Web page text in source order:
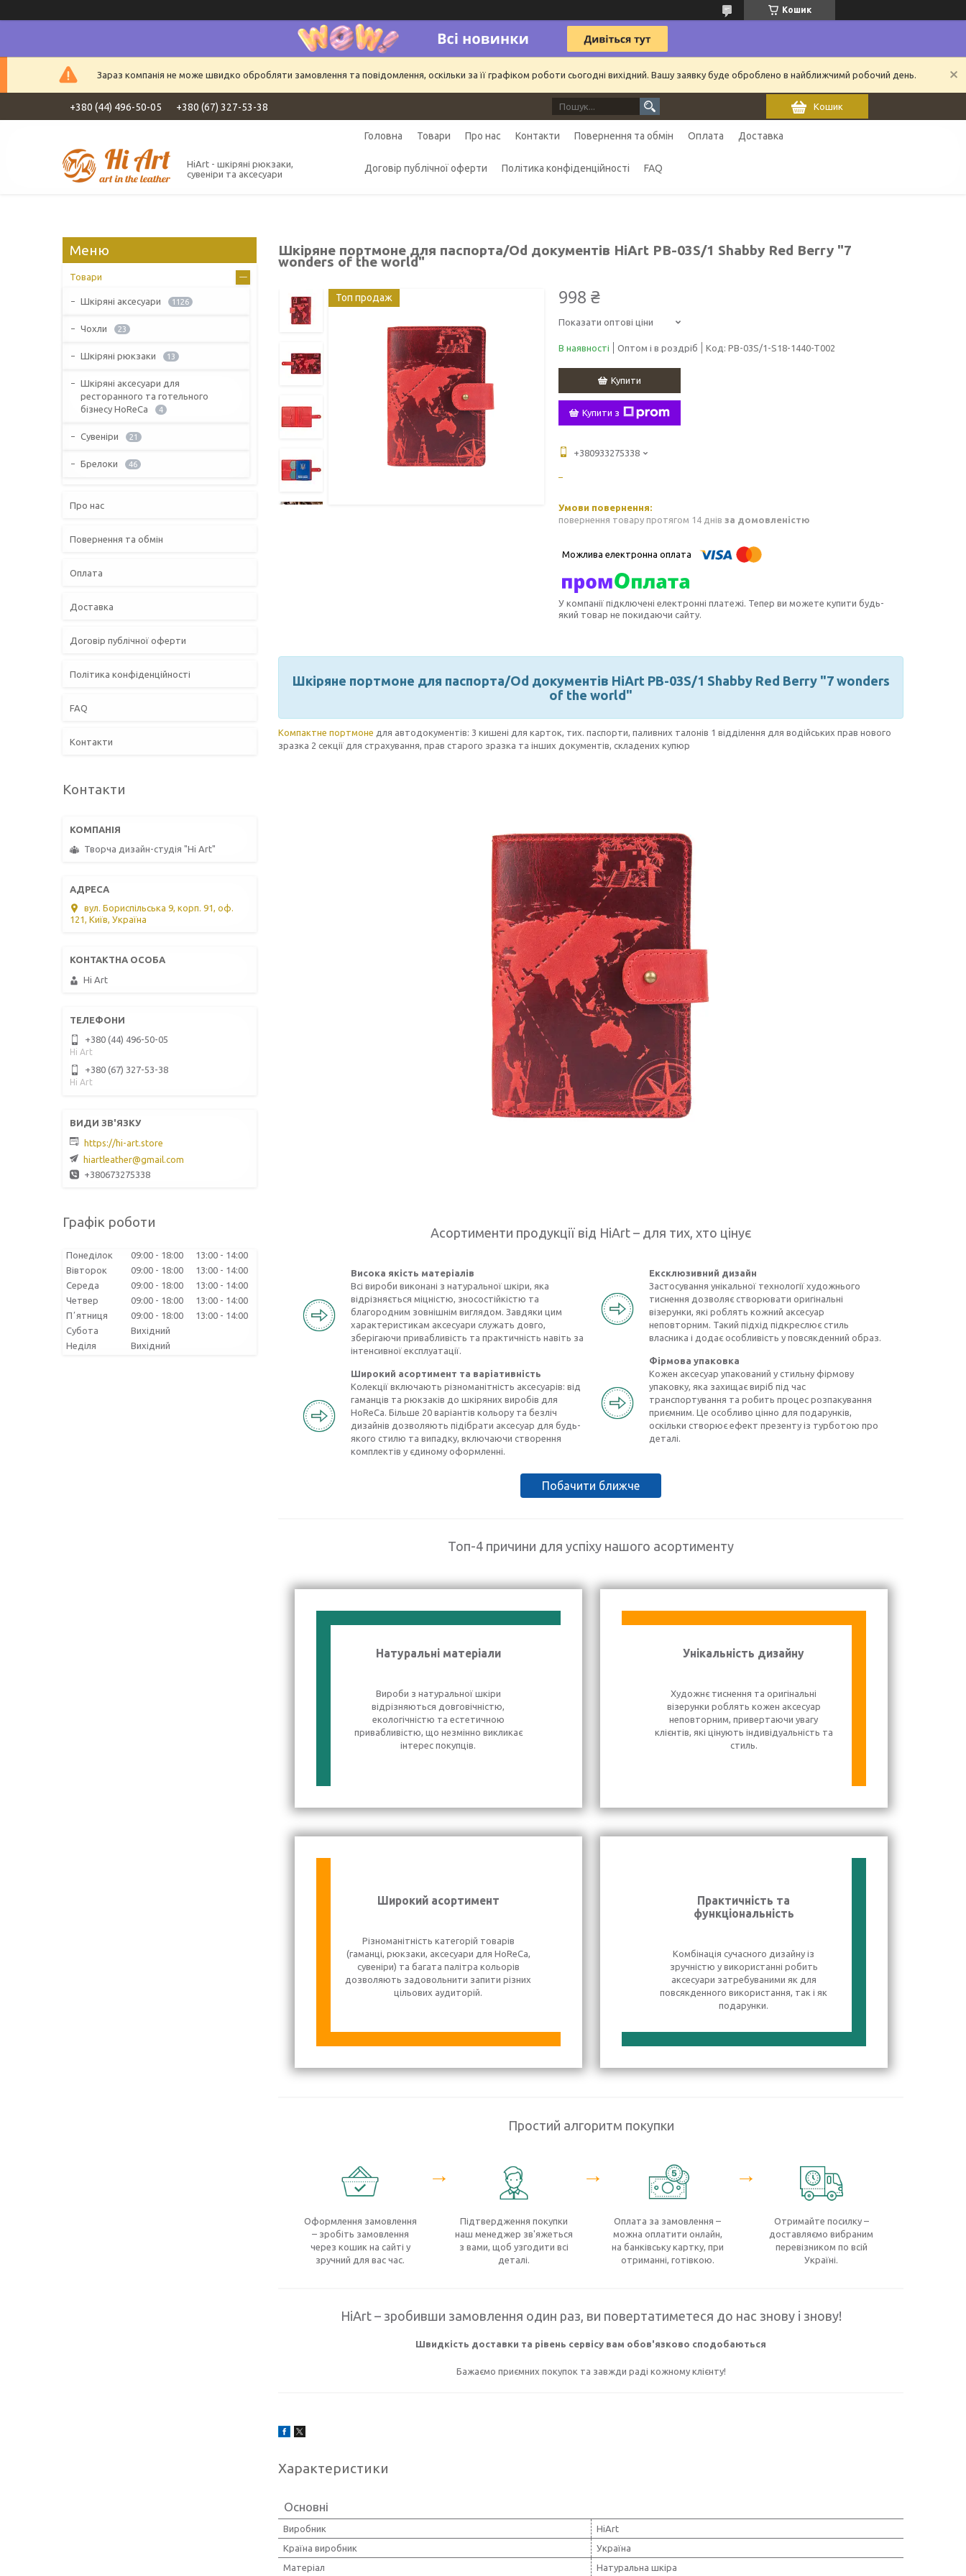
Кошик
Зараз компанія не може швидко обробляти замовлення та повідомлення, оскільки за її графіком роботи сьогодні вихідний. Вашу заявку буде оброблено в найближчимй робочий день.
+380 (44) 496-50-05 +380 (67) 327-53-38 Кошик
HiArt - шкіряні рюкзаки,
сувеніри та аксесуари
Головна Товари Про нас Контакти Повернення та обмін Оплата Доставка
Договір публічної оферти Політика конфіденційності FAQ
Шкіряне портмоне для паспорта/Od документів HiArt PB-03S/1 Shabby Red Berry "7
wonders of the world"
Топ продаж 998 ₴
Показати оптові ціни
В наявності Оптом і в роздріб Код: PB-03S/1-S18-1440-T002
Купити
Купити з
+380933275338
повернення товару протягом 14 днів за домовленістю
У компанії підключені електронні платежі. Тепер ви можете купити будь-
який товар не покидаючи сайту.
Шкіряне портмоне для паспорта/Od документів HiArt PB-03S/1 Shabby Red Berry "7 wonders
of the world"
Компактне портмоне для автодокументів: 3 кишені для карток, тих. паспорти, паливних талонів 1 відділення для водійських прав нового
зразка 2 секції для страхування, прав старого зразка та інших документів, складених купюр
Асортименти продукції від HiArt – для тих, хто цінує
Висока якість матеріалів
Всі вироби виконані з натуральної шкіри, яка
відрізняється міцністю, зносостійкістю та
благородним зовнішнім виглядом. Завдяки цим
характеристикам аксесуари служать довго,
зберігаючи привабливість та практичність навіть за
інтенсивної експлуатації.
Широкий асортимент та варіативність
Колекції включають різноманітність аксесуарів: від
гаманців та рюкзаків до шкіряних виробів для
HoReCa. Більше 20 варіантів кольору та безліч
дизайнів дозволяють підібрати аксесуар для будь-
якого стилю та випадку, включаючи створення
комплектів у єдиному оформленні.
Ексклюзивний дизайн
Застосування унікальної технології художнього
тиснення дозволяє створювати оригінальні
візерунки, які роблять кожний аксесуар
неповторним. Такий підхід підкреслює стиль
власника і додає особливість у повсякденний образ.
Фірмова упаковка
Кожен аксесуар упакований у стильну фірмову
упаковку, яка захищає виріб під час
транспортування та робить процес розпакування
приємним. Це особливо цінно для подарунків,
оскільки створює ефект презенту із турботою про
деталі.
Побачити ближче
Топ-4 причини для успіху нашого асортименту
Натуральні матеріали
Вироби з натуральної шкіри
відрізняються довговічністю,
екологічністю та естетичною
привабливістю, що незмінно викликає
інтерес покупців.
Унікальність дизайну
Художнє тиснення та оригінальні
візерунки роблять кожен аксесуар
неповторним, привертаючи увагу
клієнтів, які цінують індивідуальність та
стиль.
Широкий асортимент
Різноманітність категорій товарів
(гаманці, рюкзаки, аксесуари для HoReCa,
сувеніри) та багата палітра кольорів
дозволяють задовольнити запити різних
цільових аудиторій.
Практичність та
функціональність
Комбінація сучасного дизайну із
зручністю у використанні робить
аксесуари затребуваними як для
повсякденного використання, так і як
подарунки.
Простий алгоритм покупки
Оформлення замовлення
– зробіть замовлення
через кошик на сайті у
зручний для вас час.
→
Підтвердження покупки
наш менеджер зв'яжеться
з вами, щоб узгодити всі
деталі.
→
Оплата за замовлення –
можна оплатити онлайн,
на банківську картку, при
отриманні, готівкою.
→
Отримайте посилку –
доставляємо вибраним
перевізником по всій
Україні.
HiArt – зробивши замовлення один раз, ви повертатиметеся до нас знову і знову!
Швидкість доставки та рівень сервісу вам обов'язково сподобаються
Бажаємо приємних покупок та завжди раді кожному клієнту!
Характеристики
Основні
Виробник
HiArt
Країна виробник
Україна
Матеріал
Натуральна шкіра
Товари
Шкіряні аксесуари 1126
Чохли 23
Шкіряні рюкзаки 13
Шкіряні аксесуари для
ресторанного та готельного
бізнесу HoReCa
4
Сувеніри 21
Брелоки 46
Про нас
Повернення та обмін
Оплата
Доставка
Договір публічної оферти
Політика конфіденційності
FAQ
Контакти
Контакти
Творча дизайн-студія "Hi Art"
вул. Бориспільська 9, корп. 91, оф.
121, Київ, Україна
Hi Art
+380 (44) 496-50-05
Hi Art
+380 (67) 327-53-38
Hi Art
https://hi-art.store
hiartleather@gmail.com
+380673275338
Графік роботи
Понеділок 09:00 18:00 13:00
14:00
Вівторок
09:00 18:00 13:00
14:00
Середа
09:00 18:00 13:00
14:00
Четвер
09:00 18:00 13:00
14:00
Пʼятниця
09:00 18:00 13:00
14:00
Субота
Вихідний
Неділя
Вихідний